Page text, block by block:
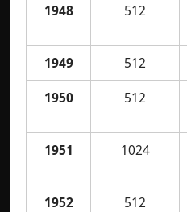
1948 512
1949 512
1950
512
1951 1024
1952 512